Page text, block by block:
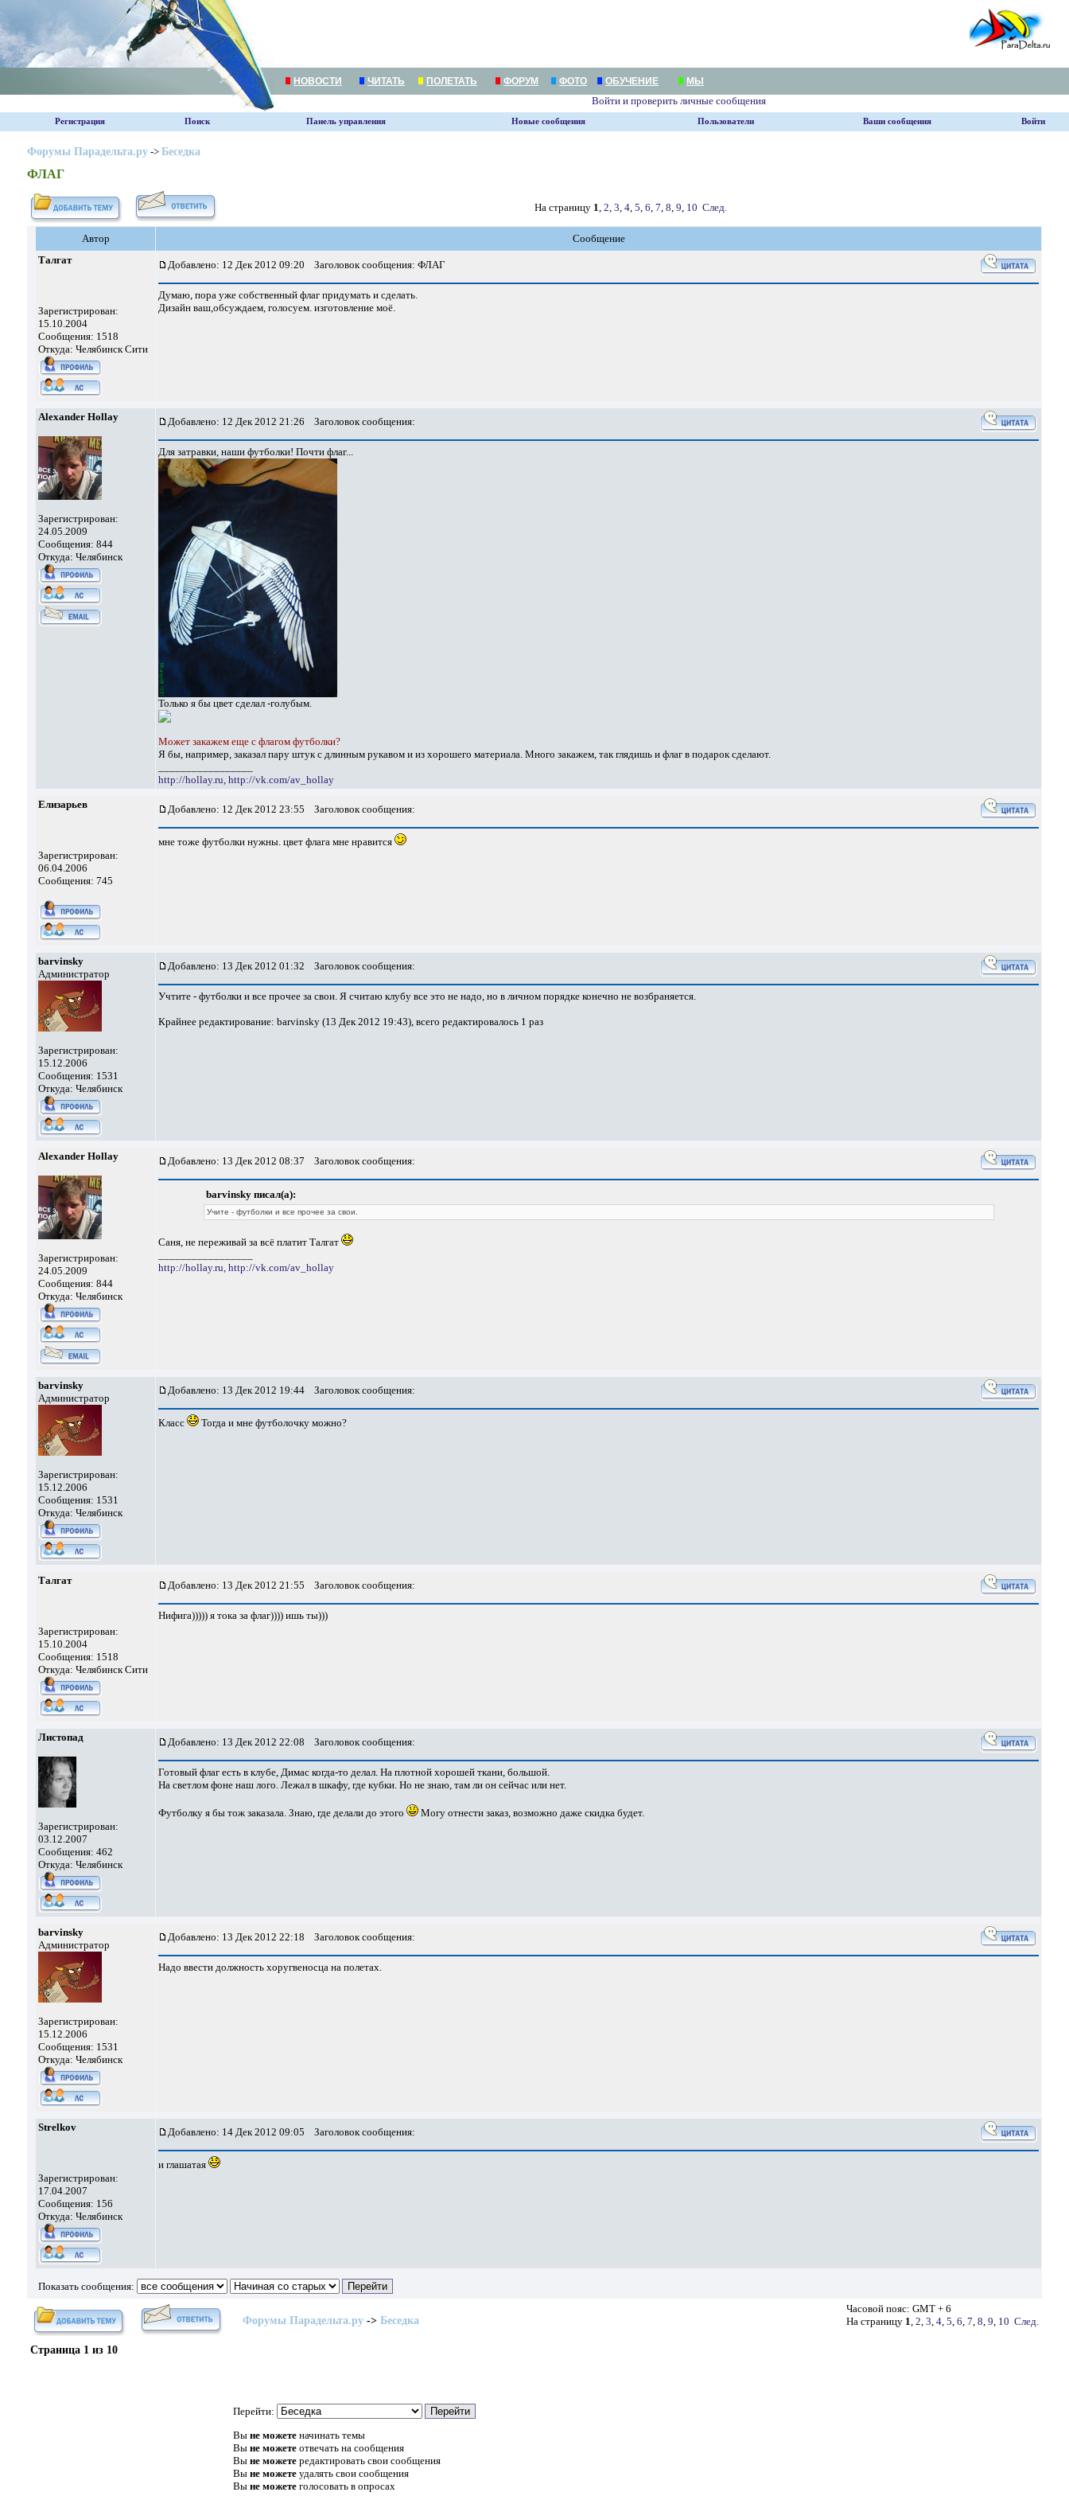
НОВОСТИ ЧИТАТЬ ПОЛЕТАТЬ ФОРУМ ФОТО ОБУЧЕНИЕ МЫ
Войти и проверить личные сообщения
Регистрация Поиск Панель управления Новые сообщения Пользователи Ваши сообщения Войти
Форумы Парадельта.ру -> Беседка
ФЛАГ
На страницу 1, 2, 3, 4, 5, 6, 7, 8, 9, 10 След.
Автор
Сообщение
Талгат
Зарегистрирован:
15.10.2004
Сообщения: 1518
Откуда: Челябинск Сити
Добавлено: 12 Дек 2012 09:20 Заголовок сообщения: ФЛАГ
Думаю, пора уже собственный флаг придумать и сделать.
Дизайн ваш,обсуждаем, голосуем. изготовление моё.
Alexander Hollay
Зарегистрирован:
24.05.2009
Сообщения: 844
Откуда: Челябинск
Добавлено: 12 Дек 2012 21:26 Заголовок сообщения:
Для затравки, наши футболки! Почти флаг...
Только я бы цвет сделал -голубым.
Может закажем еще с флагом футболки?
Я бы, например, заказал пару штук с длинным рукавом и из хорошего материала. Много закажем, так глядишь и флаг в подарок сделают.
http://hollay.ru, http://vk.com/av_hollay
Елизарьев
Зарегистрирован:
06.04.2006
Сообщения: 745
Добавлено: 12 Дек 2012 23:55 Заголовок сообщения:
мне тоже футболки нужны. цвет флага мне нравится
barvinsky
Администратор
Зарегистрирован:
15.12.2006
Сообщения: 1531
Откуда: Челябинск
Добавлено: 13 Дек 2012 01:32 Заголовок сообщения:
Учтите - футболки и все прочее за свои. Я считаю клубу все это не надо, но в личном порядке конечно не возбраняется.
Крайнее редактирование: barvinsky (13 Дек 2012 19:43), всего редактировалось 1 раз
Alexander Hollay
Зарегистрирован:
24.05.2009
Сообщения: 844
Откуда: Челябинск
Добавлено: 13 Дек 2012 08:37 Заголовок сообщения:
barvinsky писал(а):
Учите - футболки и все прочее за свои.
Саня, не переживай за всё платит Талгат
http://hollay.ru, http://vk.com/av_hollay
barvinsky
Администратор
Зарегистрирован:
15.12.2006
Сообщения: 1531
Откуда: Челябинск
Добавлено: 13 Дек 2012 19:44 Заголовок сообщения:
Класс Тогда и мне футболочку можно?
Талгат
Зарегистрирован:
15.10.2004
Сообщения: 1518
Откуда: Челябинск Сити
Добавлено: 13 Дек 2012 21:55 Заголовок сообщения:
Нифига))))) я тока за флаг)))) ишь ты)))
Листопад
Зарегистрирован:
03.12.2007
Сообщения: 462
Откуда: Челябинск
Добавлено: 13 Дек 2012 22:08 Заголовок сообщения:
Готовый флаг есть в клубе, Димас когда-то делал. На плотной хорошей ткани, большой.
На светлом фоне наш лого. Лежал в шкафу, где кубки. Но не знаю, там ли он сейчас или нет.
Футболку я бы тож заказала. Знаю, где делали до этого Могу отнести заказ, возможно даже скидка будет.
barvinsky
Администратор
Зарегистрирован:
15.12.2006
Сообщения: 1531
Откуда: Челябинск
Добавлено: 13 Дек 2012 22:18 Заголовок сообщения:
Надо ввести должность хоругвеносца на полетах.
Strelkov
Зарегистрирован:
17.04.2007
Сообщения: 156
Откуда: Челябинск
Добавлено: 14 Дек 2012 09:05 Заголовок сообщения:
и глашатая
Показать сообщения:
Форумы Парадельта.ру -> Беседка
Часовой пояс: GMT + 6
На страницу 1, 2, 3, 4, 5, 6, 7, 8, 9, 10 След.
Страница 1 из 10
Перейти:
Вы не можете начинать темы
Вы не можете отвечать на сообщения
Вы не можете редактировать свои сообщения
Вы не можете удалять свои сообщения
Вы не можете голосовать в опросах